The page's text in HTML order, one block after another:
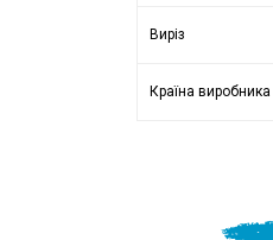
Виріз
Країна виробника